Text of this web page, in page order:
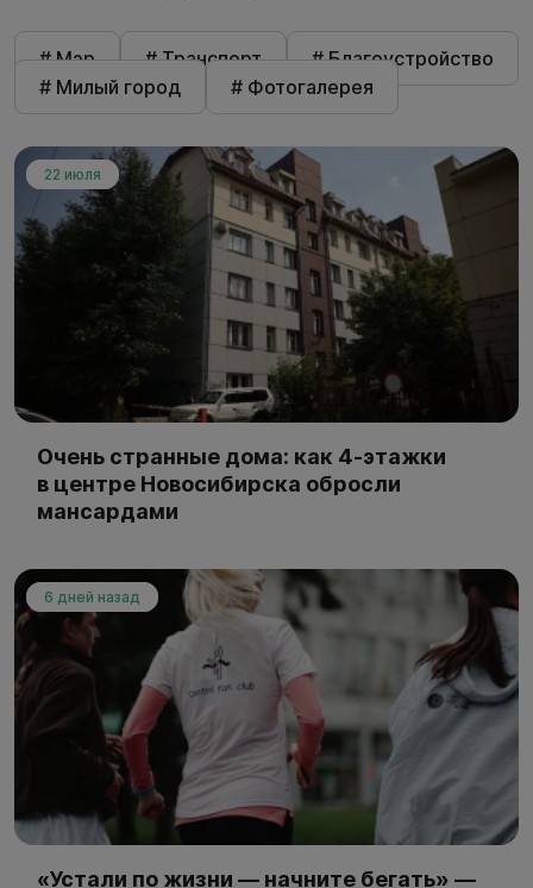
# Мэр # Транспорт
# Благоустройство
# Милый город
# Фотогалерея
22 июля
Очень странные дома: как 4-этажки
в центре Новосибирска обросли
мансардами
6 дней назад
«Устали по жизни — начните бегать» —